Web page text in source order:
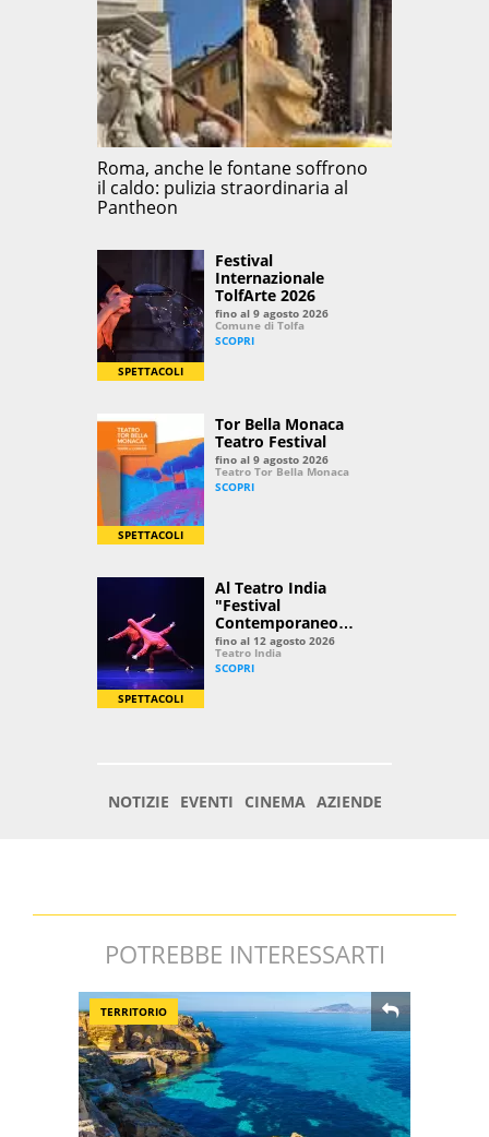
POTREBBE INTERESSARTI
TERRITORIO